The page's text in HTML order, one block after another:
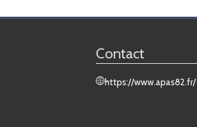
Contact
https://www.apas82.fr/